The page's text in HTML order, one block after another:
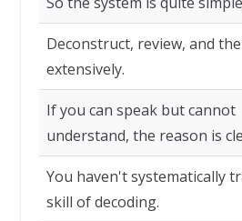
Deconstruct, review, and
extensively.
If you can speak but cannot
understand, the reason is
You haven't systematically
skill of decoding.